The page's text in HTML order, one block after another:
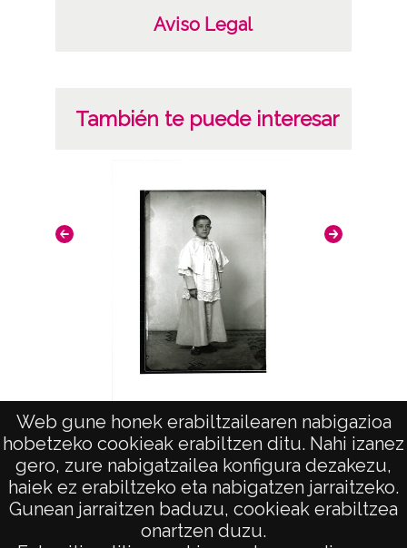
Web gune honek erabiltzailearen nabigazioa
hobetzeko cookieak erabiltzen ditu. Nahi izanez
gero, zure nabigatzailea konfigura dezakezu,
haiek ez erabiltzeko eta nabigatzen jarraitzeko.
Gunean jarraitzen baduzu, cookieak erabiltzea
onartzen duzu.
originales: Celuloide 4x6, nº 3041
Aviso Legal
También te puede interesar
"Emilio Pedro Atauri"
AVISO LEGAL